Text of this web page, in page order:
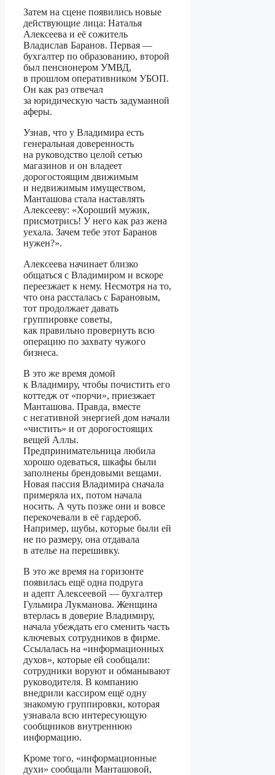
Затем на сцене появились новые
действующие лица: Наталья
Алексеева и её сожитель
Владислав Баранов. Первая —
бухгалтер по образованию, второй
был пенсионером УМВД,
в прошлом оперативником УБОП.
Он как раз отвечал
за юридическую часть задуманной
аферы.
Узнав, что у Владимира есть
генеральная доверенность
на руководство целой сетью
магазинов и он владеет
дорогостоящим движимым
и недвижимым имуществом,
Манташова стала наставлять
Алексееву: «Хороший мужик,
присмотрись! У него как раз жена
уехала. Зачем тебе этот Баранов
нужен?».
Алексеева начинает близко
общаться с Владимиром и вскоре
переезжает к нему. Несмотря на то,
что она рассталась с Барановым,
тот продолжает давать
группировке советы,
как правильно провернуть всю
операцию по захвату чужого
бизнеса.
В это же время домой
к Владимиру, чтобы почистить его
коттедж от «порчи», приезжает
Манташова. Правда, вместе
с негативной энергией дом начали
«чистить» и от дорогостоящих
вещей Аллы.
Предпринимательница любила
хорошо одеваться, шкафы были
заполнены брендовыми вещами.
Новая пассия Владимира сначала
примеряла их, потом начала
носить. А чуть позже они и вовсе
перекочевали в её гардероб.
Например, шубы, которые были ей
не по размеру, она отдавала
в ателье на перешивку.
В это же время на горизонте
появилась ещё одна подруга
и адепт Алексеевой — бухгалтер
Гульмира Лукманова. Женщина
втерлась в доверие Владимиру,
начала убеждать его сменить часть
ключевых сотрудников в фирме.
Ссылалась на «информационных
духов», которые ей сообщали:
сотрудники воруют и обманывают
руководителя. В компанию
внедрили кассиром ещё одну
знакомую группировки, которая
узнавала всю интересующую
сообщников внутреннюю
информацию.
Кроме того, «информационные
духи» сообщали Манташовой,